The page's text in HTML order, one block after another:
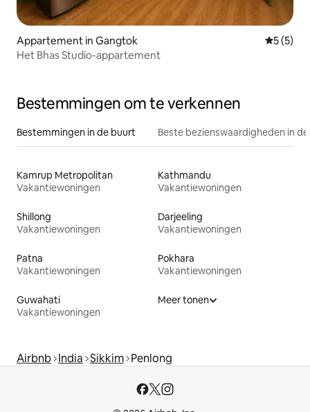
Appartement in Gangtok
5 (5)
Het Bhas Studio-appartement
Bestemmingen om te verkennen
Bestemmingen in de buurt Beste bezienswaardigheden in
Kamrup Metropolitan
Vakantiewoningen
Kathmandu
Vakantiewoningen
Shillong
Vakantiewoningen
Darjeeling
Vakantiewoningen
Patna
Vakantiewoningen
Pokhara
Vakantiewoningen
Guwahati
Vakantiewoningen
Meer tonen
Airbnb India Sikkim Penlong